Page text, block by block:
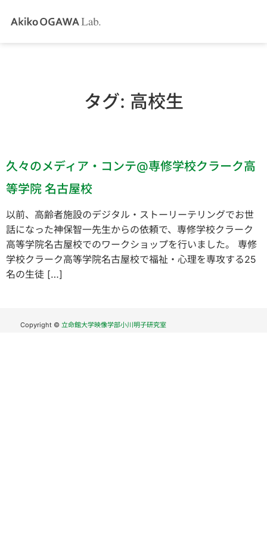
タグ: 高校生
久々のメディア・コンテ@専修学校クラーク高
等学院 名古屋校
以前、高齢者施設のデジタル・ストーリーテリングでお世
話になった神保智一先生からの依頼で、専修学校クラーク
高等学院名古屋校でのワークショップを行いました。 専修
学校クラーク高等学院名古屋校で福祉・心理を専攻する25
名の生徒 […]
Copyright © 立命館大学映像学部小川明子研究室